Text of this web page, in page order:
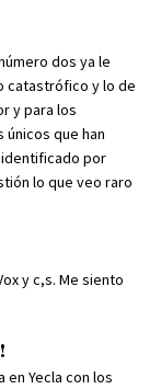
dos ya le
catastrófico y lo de
y para los
que han
por
lo que veo raro
y c,s. Me siento
en Yecla con los